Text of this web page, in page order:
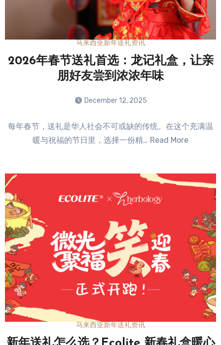
马来西亚新年送礼资讯
2026年春节送礼首选：龙记礼盒，让亲
朋好友尝到浓浓年味
December 12, 2025
Comments
每年春节，送礼是华人社会不可或缺的传统。在这个充满温
暖与祝福的节日里，选择一份精… Read More
马来西亚新年送礼资讯